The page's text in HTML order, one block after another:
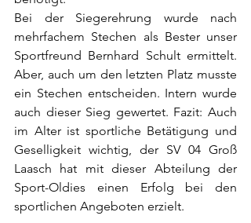
Bei der Siegerehrung wurde nach
mehrfachem Stechen als Bester unser
Sportfreund Bernhard Schult ermittelt.
Aber, auch um den letzten Platz musste
ein Stechen entscheiden. Intern wurde
auch dieser Sieg gewertet. Fazit: Auch
im Alter ist sportliche Betätigung und
Geselligkeit wichtig, der SV 04 Groß
Laasch hat mit dieser Abteilung der
Sport-Oldies einen Erfolg bei den
sportlichen Angeboten erzielt.